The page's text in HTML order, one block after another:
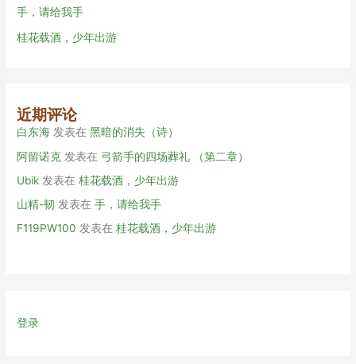
手，请给我手
桂花载酒，少年出游
近期评论
白东海 发表在黑暗的消失（诗）
阿留诺克 发表在 弓箭手的四场葬礼 （第二章）
Ubik 发表在桂花载酒，少年出游
山精-韧 发表在手，请给我手
F119PW100 发表在桂花载酒，少年出游
登录